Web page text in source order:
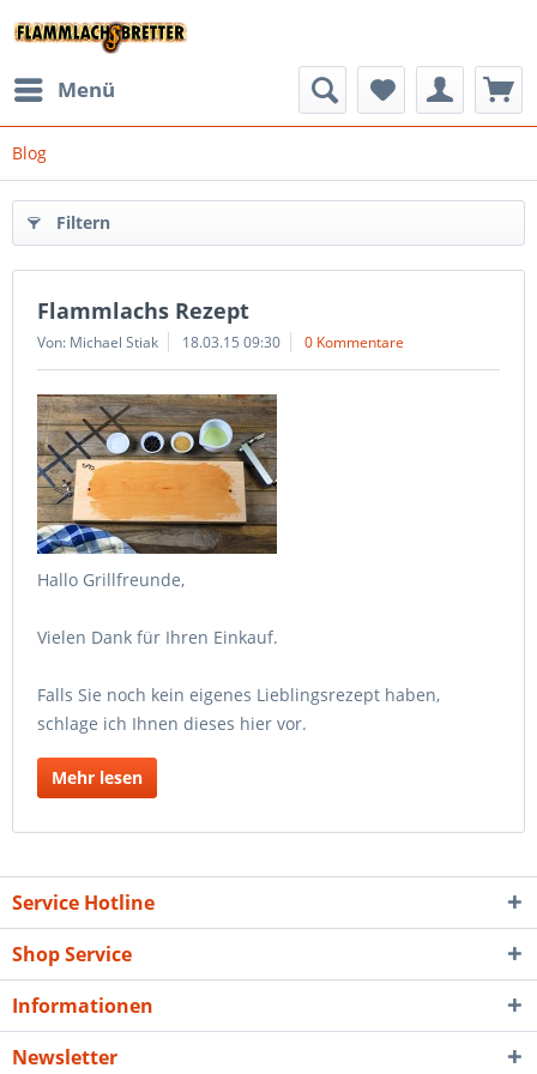
Menü
Blog
Filtern
Flammlachs Rezept
Von: Michael Stiak 18.03.15 09:30 0 Kommentare
Hallo Grillfreunde,
Vielen Dank für Ihren Einkauf.
Falls Sie noch kein eigenes Lieblingsrezept haben,
schlage ich Ihnen dieses hier vor.
Mehr lesen
Service Hotline
Shop Service
Informationen
Newsletter